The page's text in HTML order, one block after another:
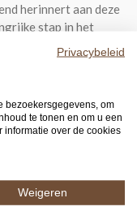
herinnert aan deze
stap in het
Privacybeleid
bezoekersgegevens, om
te tonen en om u een
informatie over de cookies
Weigeren